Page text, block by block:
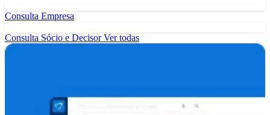
Consulta Empresa
Consulta Sócio e DecisorVer todas